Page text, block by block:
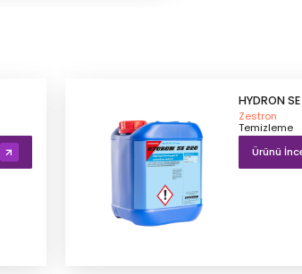
HYDRON
Zestron
Temizleme
Ürünü